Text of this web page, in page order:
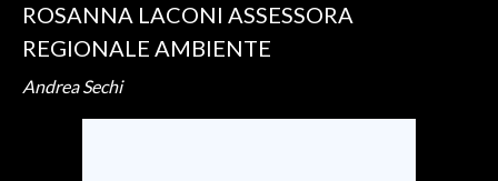
SALUTE
ROSANNA LACONI ASSESSORA
REGIONALE AMBIENTE
Andrea Sechi